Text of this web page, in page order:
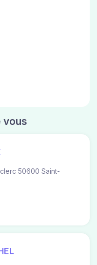
vous
50600 Saint-